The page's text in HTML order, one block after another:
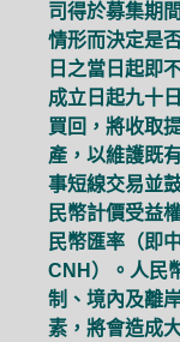
司得於募集期
情形而決定是
日之當日起即
成立日起九十
買回，將收取
產，以維護既
事短線交易並
民幣計價受益
民幣匯率（即
CNH）。人民
制、境內及離
素，將會造成